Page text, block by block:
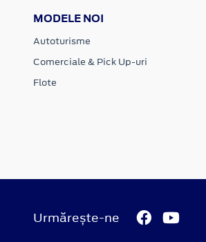
MODELE NOI
Autoturisme
Comerciale & Pick Up-uri
Flote
Urmărește-ne